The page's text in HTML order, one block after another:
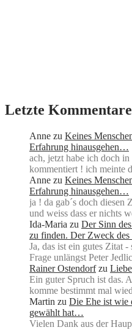
Letzte Kommentare
Anne zu Keines
Erfahrung hinausgehen…
ach, jetzt habe ich doch
kommentiert ! ich meinte
Anne zu Keines
Erfahrung hinausgehen…
ja ! da gab´s doch diesen
und weiss dass er nichts
Ida-Maria zu Der Sinn
zu finden. Der Zweck des
Ja, das ist ein gutes Zitat
Frage unlängst Peter
Rainer Ostendorf zu
Ein guter Spruch ist das.
komme bestimmt mal
Martin zu Die Ehe ist wie
gewählt hat…
Vielen Dank aus der